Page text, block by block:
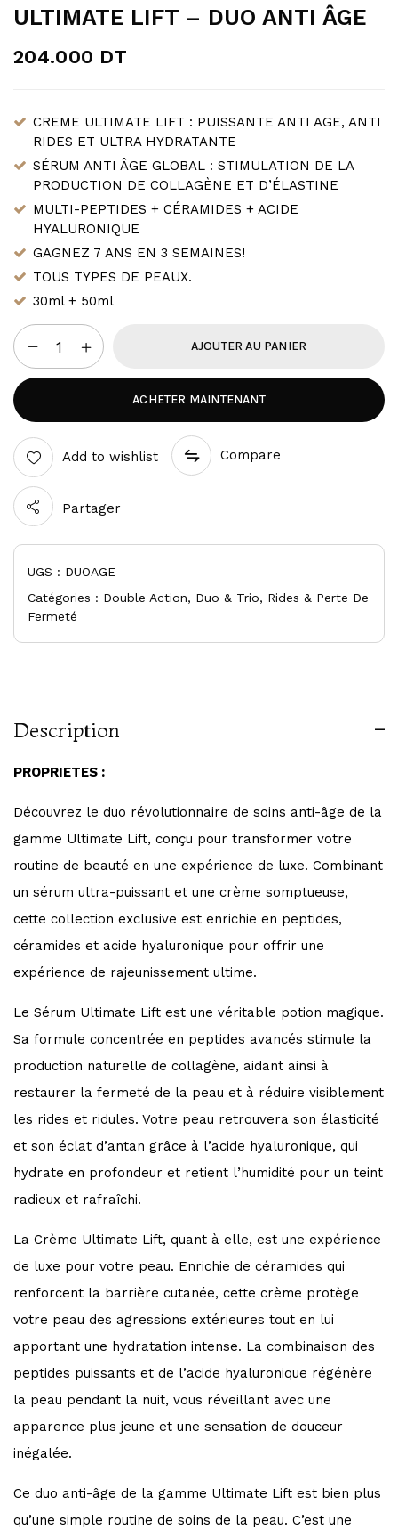
ULTIMATE LIFT – DUO ANTI ÂGE
204.000 DT
CREME ULTIMATE LIFT : PUISSANTE ANTI AGE, ANTI
RIDES ET ULTRA HYDRATANTE
SÉRUM ANTI ÂGE GLOBAL : STIMULATION DE LA
PRODUCTION DE COLLAGÈNE ET D’ÉLASTINE
MULTI-PEPTIDES + CÉRAMIDES + ACIDE
HYALURONIQUE
GAGNEZ 7 ANS EN 3 SEMAINES!
TOUS TYPES DE PEAUX.
30ml + 50ml
AJOUTER AU PANIER
ACHETER MAINTENANT
Add to wishlist Compare
Partager
UGS : DUOAGE
Catégories : Double Action, Duo & Trio, Rides & Perte De
Fermeté
Description
PROPRIETES :
Découvrez le duo révolutionnaire de soins anti-âge de la
gamme Ultimate Lift, conçu pour transformer votre
routine de beauté en une expérience de luxe. Combinant
un sérum ultra-puissant et une crème somptueuse,
cette collection exclusive est enrichie en peptides,
céramides et acide hyaluronique pour offrir une
expérience de rajeunissement ultime.
Le Sérum Ultimate Lift est une véritable potion magique.
Sa formule concentrée en peptides avancés stimule la
production naturelle de collagène, aidant ainsi à
restaurer la fermeté de la peau et à réduire visiblement
les rides et ridules. Votre peau retrouvera son élasticité
et son éclat d’antan grâce à l’acide hyaluronique, qui
hydrate en profondeur et retient l’humidité pour un teint
radieux et rafraîchi.
La Crème Ultimate Lift, quant à elle, est une expérience
de luxe pour votre peau. Enrichie de céramides qui
renforcent la barrière cutanée, cette crème protège
votre peau des agressions extérieures tout en lui
apportant une hydratation intense. La combinaison des
peptides puissants et de l’acide hyaluronique régénère
la peau pendant la nuit, vous réveillant avec une
apparence plus jeune et une sensation de douceur
inégalée.
Ce duo anti-âge de la gamme Ultimate Lift est bien plus
qu’une simple routine de soins de la peau. C’est une